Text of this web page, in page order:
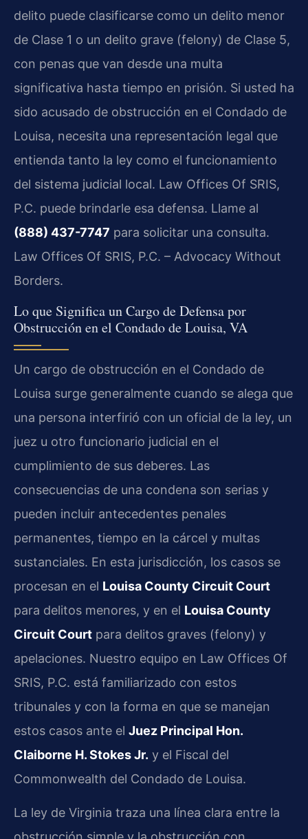
delito puede clasificarse como un delito menor
de Clase 1 o un delito grave (felony) de Clase 5,
con penas que van desde una multa
significativa hasta tiempo en prisión. Si usted ha
sido acusado de obstrucción en el Condado de
Louisa, necesita una representación legal que
entienda tanto la ley como el funcionamiento
del sistema judicial local. Law Offices Of SRIS,
P.C. puede brindarle esa defensa. Llame al
(888) 437-7747 para solicitar una consulta.
Law Offices Of SRIS, P.C. – Advocacy Without
Borders.
Lo que Significa un Cargo de Defensa por
Obstrucción en el Condado de Louisa, VA
Un cargo de obstrucción en el Condado de
Louisa surge generalmente cuando se alega que
una persona interfirió con un oficial de la ley, un
juez u otro funcionario judicial en el
cumplimiento de sus deberes. Las
consecuencias de una condena son serias y
pueden incluir antecedentes penales
permanentes, tiempo en la cárcel y multas
sustanciales. En esta jurisdicción, los casos se
procesan en el Louisa County Circuit Court
para delitos menores, y en el Louisa County
Circuit Court para delitos graves (felony) y
apelaciones. Nuestro equipo en Law Offices Of
SRIS, P.C. está familiarizado con estos
tribunales y con la forma en que se manejan
estos casos ante el Juez Principal Hon.
Claiborne H. Stokes Jr. y el Fiscal del
Commonwealth del Condado de Louisa.
La ley de Virginia traza una línea clara entre la